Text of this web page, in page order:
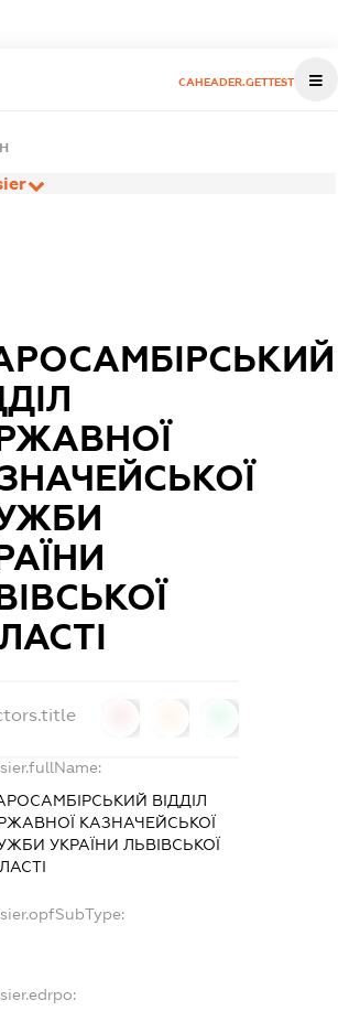
CAHEADER.GETTEST
ВІДДІЛ
КАЗНАЧЕЙСЬКОЇ
УКРАЇНИ ЛЬВІВСЬКОЇ